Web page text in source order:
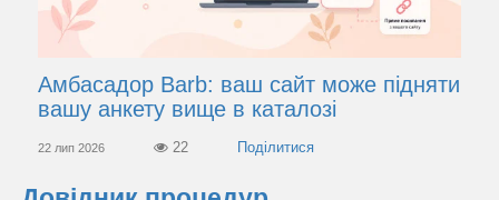
Амбасадор Barb: ваш сайт може підняти
вашу анкету вище в каталозі
22 лип 2026 22